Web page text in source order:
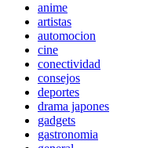
anime
artistas
automocion
cine
conectividad
consejos
deportes
drama japones
gadgets
gastronomia